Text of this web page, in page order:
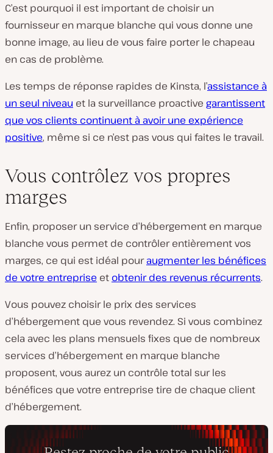
C’est pourquoi il est important de choisir un
fournisseur en marque blanche qui vous donne une
bonne image, au lieu de vous faire porter le chapeau
en cas de problème.
Les temps de réponse rapides de Kinsta, l’assistance à
un seul niveau et la surveillance proactive garantissent
que vos clients continuent à avoir une expérience
positive, même si ce n’est pas vous qui faites le travail.
Vous contrôlez vos propres
marges
Enfin, proposer un service d’hébergement en marque
blanche vous permet de contrôler entièrement vos
marges, ce qui est idéal pouraugmenter les bénéfices
de votre entreprise et obtenir des revenus récurrents.
Vous pouvez choisir le prix des services
d’hébergement que vous revendez. Si vous combinez
cela avec les plans mensuels fixes que de nombreux
services d’hébergement en marque blanche
proposent, vous aurez un contrôle total sur les
bénéfices que votre entreprise tire de chaque client
d’hébergement.